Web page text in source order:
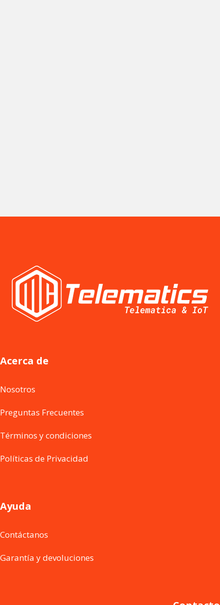
Acerca de
Nosotros
Preguntas Frecuentes
Términos y condiciones
Políticas de Privacidad
Ayuda
Contáctanos
Garantía y devoluciones